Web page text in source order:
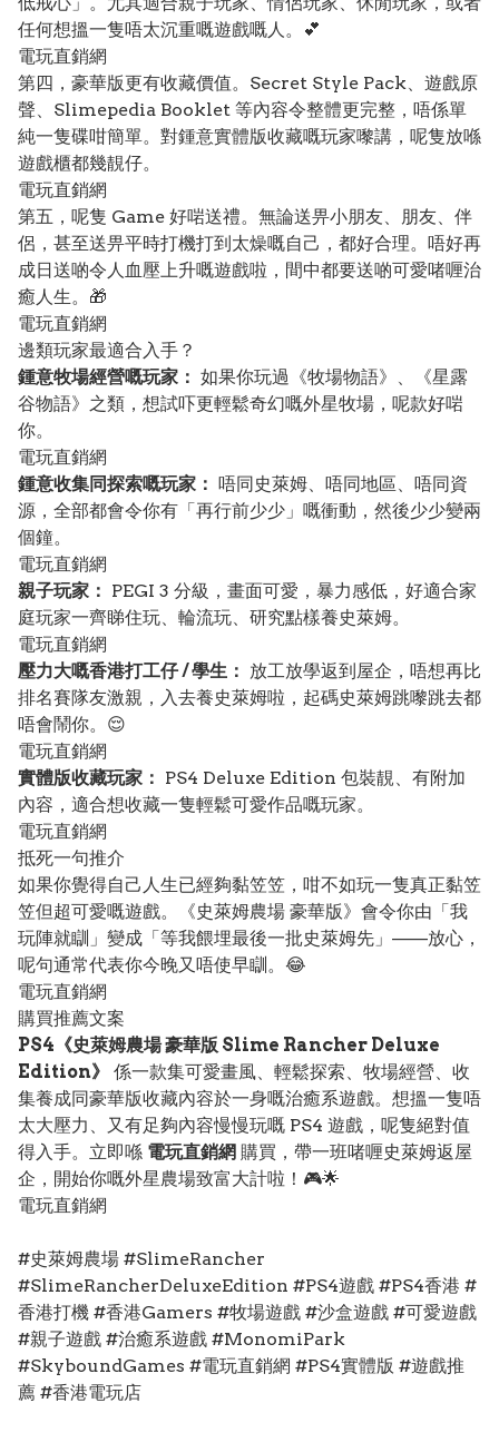
任何想搵一隻唔太沉重嘅遊戲嘅人。💕
電玩直銷網
第四，豪華版更有收藏價值。Secret Style Pack、遊戲原
聲、Slimepedia Booklet 等內容令整體更完整，唔係單
純一隻碟咁簡單。對鍾意實體版收藏嘅玩家嚟講，呢隻放喺
遊戲櫃都幾靚仔。
電玩直銷網
第五，呢隻 Game 好啱送禮。無論送畀小朋友、朋友、伴
侶，甚至送畀平時打機打到太燥嘅自己，都好合理。唔好再
成日送啲令人血壓上升嘅遊戲啦，間中都要送啲可愛啫喱治
癒人生。🎁
電玩直銷網
邊類玩家最適合入手？
鍾意牧場經營嘅玩家： 如果你玩過《牧場物語》、《星露
谷物語》之類，想試吓更輕鬆奇幻嘅外星牧場，呢款好啱
你。
電玩直銷網
鍾意收集同探索嘅玩家： 唔同史萊姆、唔同地區、唔同資
源，全部都會令你有「再行前少少」嘅衝動，然後少少變兩
個鐘。
電玩直銷網
親子玩家： PEGI 3 分級，畫面可愛，暴力感低，好適合家
庭玩家一齊睇住玩、輪流玩、研究點樣養史萊姆。
電玩直銷網
壓力大嘅香港打工仔 / 學生： 放工放學返到屋企，唔想再比
排名賽隊友激親，入去養史萊姆啦，起碼史萊姆跳嚟跳去都
唔會鬧你。😌
電玩直銷網
實體版收藏玩家： PS4 Deluxe Edition 包裝靚、有附加
內容，適合想收藏一隻輕鬆可愛作品嘅玩家。
電玩直銷網
抵死一句推介
如果你覺得自己人生已經夠黏笠笠，咁不如玩一隻真正黏笠
笠但超可愛嘅遊戲。《史萊姆農場 豪華版》會令你由「我
玩陣就瞓」變成「等我餵埋最後一批史萊姆先」——放心，
呢句通常代表你今晚又唔使早瞓。😂
電玩直銷網
購買推薦文案
PS4《史萊姆農場 豪華版 Slime Rancher Deluxe
Edition》
係一款集可愛畫風、輕鬆探索、牧場經營、收
集養成同豪華版收藏內容於一身嘅治癒系遊戲。想搵一隻唔
太大壓力、又有足夠內容慢慢玩嘅 PS4 遊戲，呢隻絕對值
得入手。立即喺 電玩直銷網 購買，帶一班啫喱史萊姆返屋
企，開始你嘅外星農場致富大計啦！🎮🌟
電玩直銷網
#史萊姆農場 #SlimeRancher
#SlimeRancherDeluxeEdition #PS4遊戲 #PS4香港 #
香港打機 #香港Gamers #牧場遊戲 #沙盒遊戲 #可愛遊戲
#親子遊戲 #治癒系遊戲 #MonomiPark
#SkyboundGames #電玩直銷網 #PS4實體版 #遊戲推
薦 #香港電玩店